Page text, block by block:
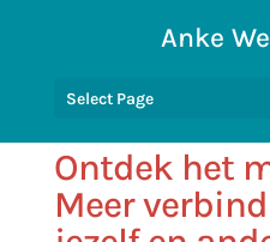
Anke
Select Page
Ontdek het
Meer